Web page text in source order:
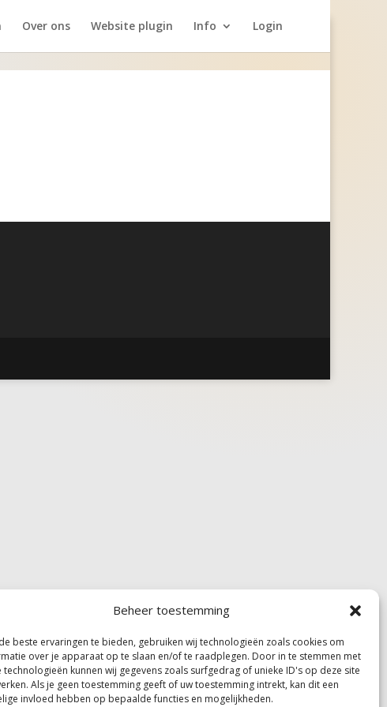
Beheer toestemming
beste ervaringen te bieden, gebruiken wij technologieën zoals cookies om
over je apparaat op te slaan en/of te raadplegen. Door in te stemmen met
technologieën kunnen wij gegevens zoals surfgedrag of unieke ID's op deze site
Als je geen toestemming geeft of uw toestemming intrekt, kan dit een
invloed hebben op bepaalde functies en mogelijkheden.
Over ons Website plugin Info Login